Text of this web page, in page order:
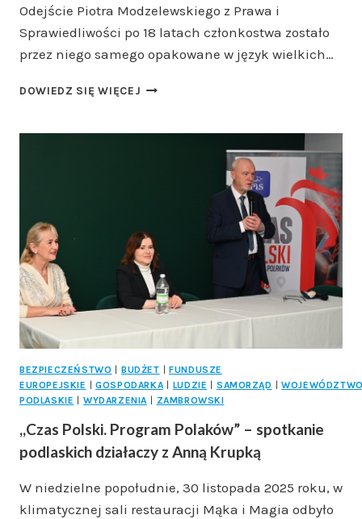
Odejście Piotra Modzelewskiego z Prawa i
Sprawiedliwości po 18 latach członkostwa zostało
przez niego samego opakowane w język wielkich…
DOWIEDZ SIĘ WIĘCEJ KARIERA
BEZPIECZEŃSTWO | BUDŻET | FUNDUSZE
EUROPEJSKIE | GOSPODARKA | LUDZIE | SAMORZĄD |
PODLASKIE | WYDARZENIA | ZAMBROWSKI
,,Czas Polski. Program Polaków” – spotkanie
podlaskich działaczy z Anną Krupką
W niedzielne popołudnie, 30 listopada 2025 roku, w
klimatycznej sali restauracji Mąka i Magia odbyło